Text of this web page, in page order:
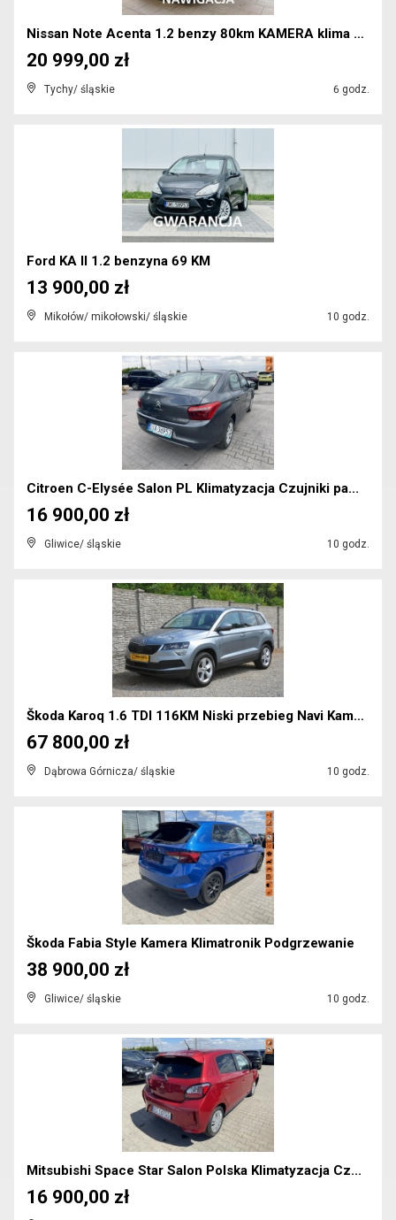
Nissan Note Acenta 1.2 benzy 80km KAMERA klima NAV...
Tychy/ śląskie 6 godz.
20 999,00 zł
Ford KA II 1.2 benzyna 69 KM
Mikołów/ mikołowski/ śląskie 10 godz.
13 900,00 zł
Citroen C-Elysée Salon PL Klimatyzacja Czujniki pa...
Gliwice/ śląskie 10 godz.
16 900,00 zł
Škoda Karoq 1.6 TDI 116KM Niski przebieg Navi Kame...
Dąbrowa Górnicza/ śląskie 10 godz.
67 800,00 zł
Škoda Fabia Style Kamera Klimatronik Podgrzewanie
Gliwice/ śląskie 10 godz.
38 900,00 zł
Mitsubishi Space Star Salon Polska Klimatyzacja Cz...
16 900,00 zł